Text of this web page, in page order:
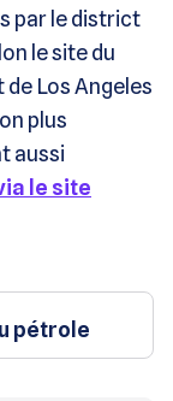
par le district
le site du
Los Angeles
plus
aussi
le site
pétrole